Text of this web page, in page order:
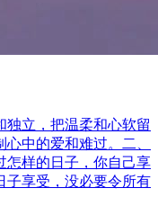
独立，把温柔和心软留
中的爱和难过。二、
怎样的日子，你自己享
子享受，没必要令所有